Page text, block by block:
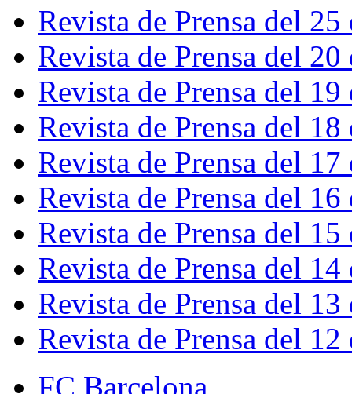
Revista de Prensa del
Revista de Prensa del
Revista de Prensa del
Revista de Prensa del
Revista de Prensa del
Revista de Prensa del
Revista de Prensa del
Revista de Prensa del
Revista de Prensa del
Revista de Prensa del
FC Barcelona